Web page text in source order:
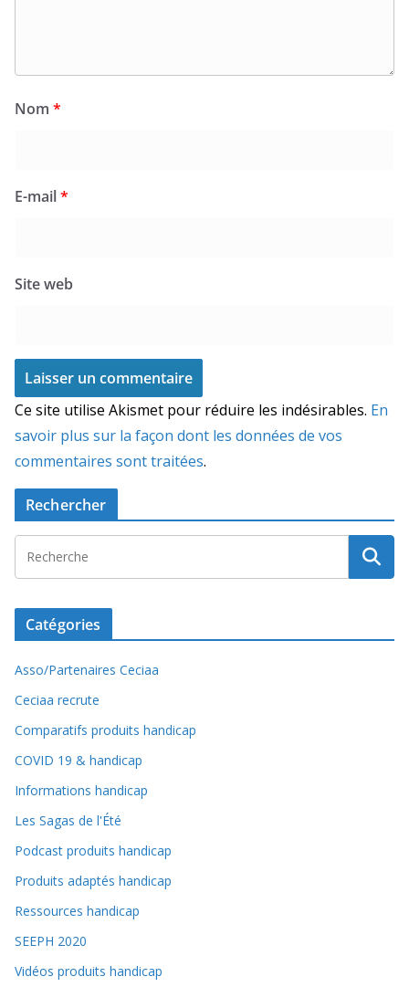
Nom *
E-mail*
Site web
Ce site utilise Akismet pour réduire les indésirables. En
savoir plus sur la façon dont les données de vos
commentaires sont traitées.
Rechercher
Catégories
Asso/Partenaires Ceciaa
Ceciaa recrute
Comparatifs produits handicap
COVID 19 & handicap
Informations handicap
Les Sagas de l'Été
Podcast produits handicap
Produits adaptés handicap
Ressources handicap
SEEPH 2020
Vidéos produits handicap